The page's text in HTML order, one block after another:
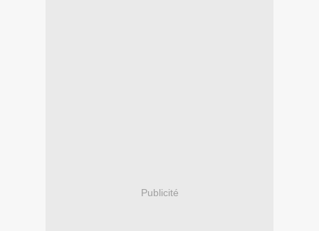
Publicité